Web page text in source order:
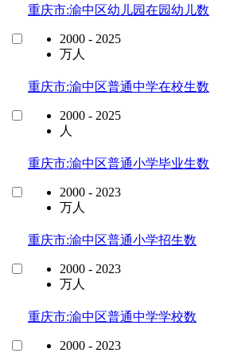
重庆市:渝中区幼儿园在园幼儿数
2000 - 2025
万人
重庆市:渝中区普通中学在校生数
2000 - 2025
人
重庆市:渝中区普通小学毕业生数
2000 - 2023
万人
重庆市:渝中区普通小学招生数
2000 - 2023
万人
重庆市:渝中区普通中学学校数
2000 - 2023